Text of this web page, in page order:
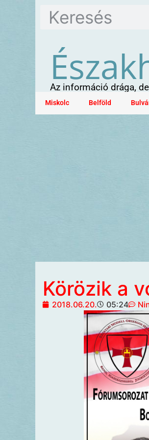
Az információ drága,
Miskolc Belföld
Körözik a
2018.06.20. 05:24